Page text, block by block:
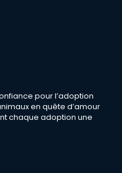
pour l’adoption
en quête d’amour
chaque adoption une